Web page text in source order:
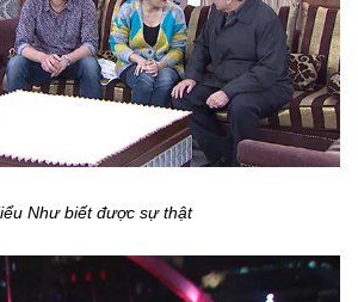
Như biết được sự thật